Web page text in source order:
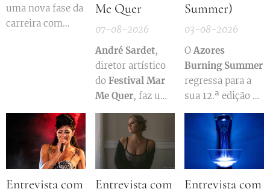
uma nova fase da
carreira com
público. Depois
da participação
no programa
, em 2024,
assume estar
Me Quer
07-08-2026
André Sardet,
diretor artístico
do Festival Mar
Me Quer, faz um
balanço da
preparação da
edição de 2026,
explica a aposta
num cartaz mais
jovem e revela
Summer)
03-08-2026
OAzores
Burning Summer
regressa para a
sua 12.ª edição e
continua a
afirmar-se como
um dos festivais
mais singulares
do país. Realizado
na Praia dos
Entrevista com
Entrevista com
Entrevista com